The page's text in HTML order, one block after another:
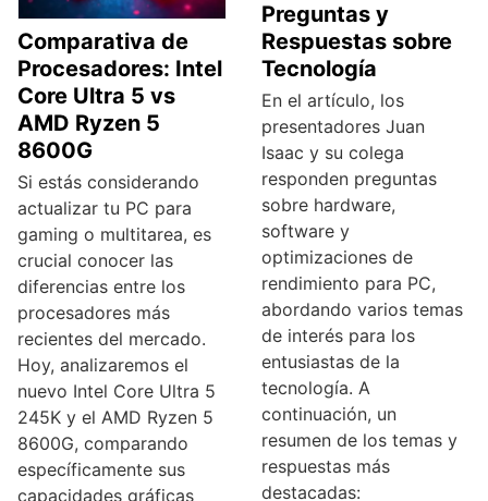
Comparativa de
Procesadores: Intel
Core Ultra 5 vs
AMD Ryzen 5
8600G
Si estás considerando
actualizar tu PC para
gaming o multitarea, es
crucial conocer las
diferencias entre los
procesadores más
recientes del mercado.
Hoy, analizaremos el
nuevo Intel Core Ultra 5
245K y el AMD Ryzen 5
8600G, comparando
específicamente sus
capacidades gráficas
Preguntas y
Respuestas sobre
Tecnología
En el artículo, los
presentadores Juan
Isaac y su colega
responden preguntas
sobre hardware,
software y
optimizaciones de
rendimiento para PC,
abordando varios temas
de interés para los
entusiastas de la
tecnología. A
continuación, un
resumen de los temas y
respuestas más
destacadas: